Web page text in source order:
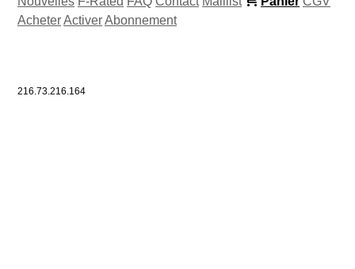
AcheterActiverAbonnement
216.73.216.164